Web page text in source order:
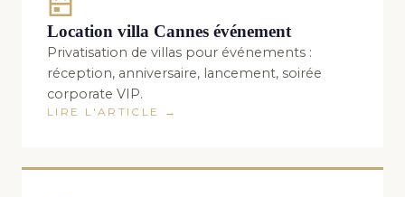
Location villa Cannes événement
Privatisation de villas pour événements :
réception, anniversaire, lancement, soirée
corporate VIP.
LIRE L'ARTICLE →